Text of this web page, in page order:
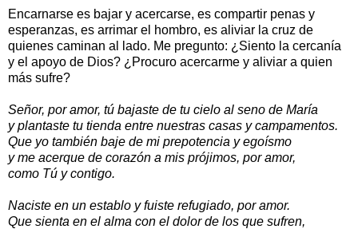
Encarnarse es bajar y acercarse, es compartir penas y
esperanzas, es arrimar el hombro, es aliviar la cruz de
quienes caminan al lado. Me pregunto: ¿Siento la cercanía
y el apoyo de Dios? ¿Procuro acercarme y aliviar a quien
más sufre?
Señor, por amor, tú bajaste de tu cielo al seno de María
y plantaste tu tienda entre nuestras casas y campamentos.
Que yo también baje de mi prepotencia y egoísmo
y me acerque de corazón a mis prójimos, por amor,
como Tú y contigo.
Naciste en un establo y fuiste refugiado, por amor.
Que sienta en el alma con el dolor de los que sufren,